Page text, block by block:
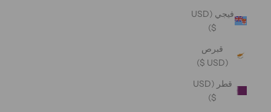
فيجي (USD
$)
قبرص
(USD $)
قطر (USD
$)